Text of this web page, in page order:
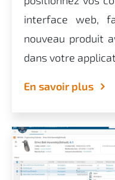
interface web,
nouveau produit
dans votre
En savoir plus